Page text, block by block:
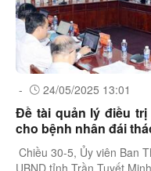
- 24/05/2025 13:01
Đề tài quản lý điều
cho bệnh nhân đái
Chiều 30-5, Ủy viên Ban